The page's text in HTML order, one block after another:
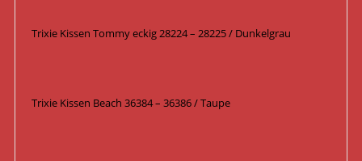
Trixie Kissen Tommy eckig 28224 – 28225 / Dunkelgrau
Trixie Kissen Beach 36384 – 36386 / Taupe